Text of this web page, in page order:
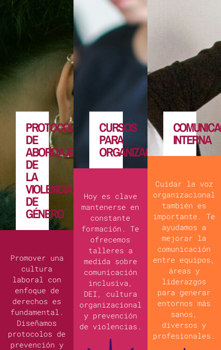
PROTOCOLOS
DE
ABORDAJE
DE
LA
VIOLENCIA
DE
GÉNERO
Promover una
cultura
laboral con
enfoque de
derechos es
fundamental.
Diseñamos
protocolos de
prevención y
CURSOS
PARA
ORGANIZACIONES
Hoy es clave
mantenerse en
constante
formación. Te
ofrecemos
talleres a
medida sobre
comunicación
inclusiva,
DEI, cultura
organizacional
y prevención
de violencias.
INTERNA
Cuidar la voz
organizacional
también es
importante. Te
ayudamos a
mejorar la
comunicación
entre equipos,
áreas y
liderazgos
para generar
entornos más
sanos,
diversos y
profesionales.